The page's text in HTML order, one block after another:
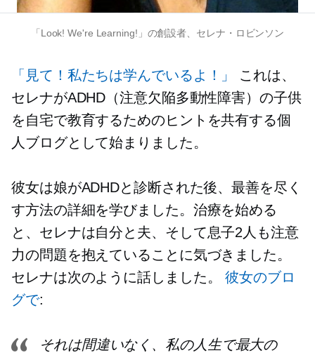
「Look! We're Learning!」の創設者、セレナ・ロビンソン
「見て！私たちは学んでいるよ！」
これは、
セレナがADHD（注意欠陥多動性障害）の子供
を自宅で教育するためのヒントを共有する個
人ブログとして始まりました。
彼女は娘がADHDと診断された後、最善を尽く
す方法の詳細を学びました。治療を始める
と、セレナは自分と夫、そして息子2人も注意
力の問題を抱えていることに気づきました。
セレナは次のように話しました。彼女のブロ
グで:
それは間違いなく、私の人生で最大の